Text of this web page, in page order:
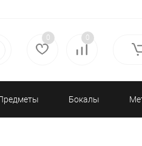
0 0
Бокалы